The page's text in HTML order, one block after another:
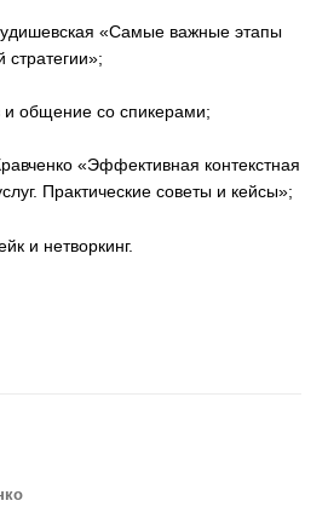
«Самые важные этапы
общение со спикерами;
«Эффективная контекстная
Практические советы и кейсы»;
и нетворкинг.